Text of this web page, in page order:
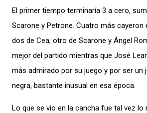
El primer tiempo terminaría 3 a cero,
Scarone y Petrone. Cuatro más cayeron
dos de Cea, otro de Scarone y Ángel
mejor del partido mientras que José
más admirado por su juego y por ser un
negra, bastante inusual en esa época.
Lo que se vio en la cancha fue tal vez lo